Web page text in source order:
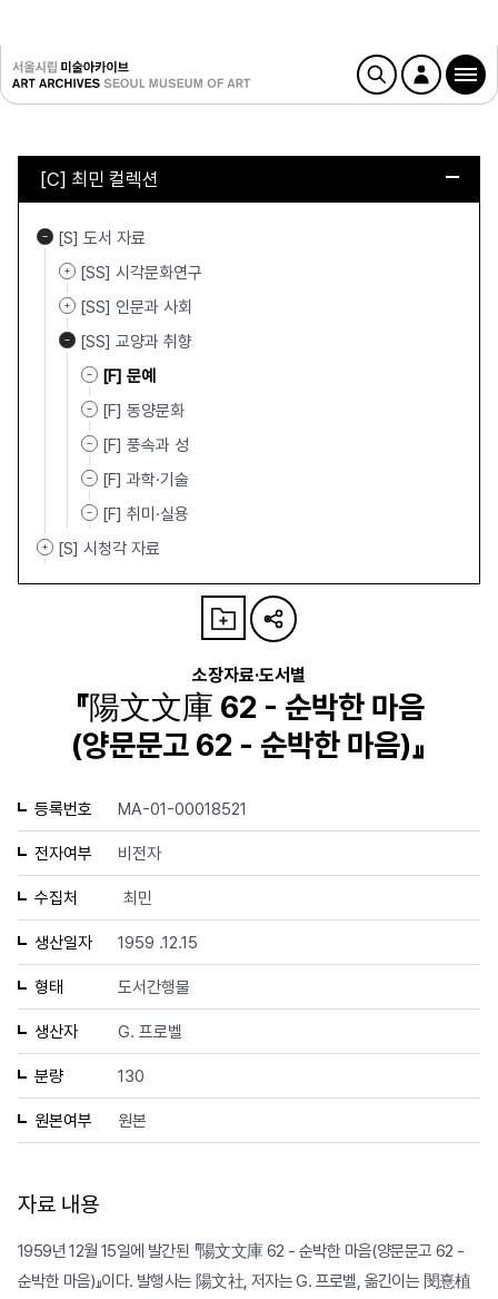
[C] 최민 컬렉션
[S] 도서 자료
[SS] 시각문화연구
[SS] 인문과 사회
[SS] 교양과 취향
[F] 문예
[F] 동양문화
[F] 풍속과 성
[F] 과학·기술
[F] 취미·실용
[S] 시청각 자료
소장자료·도서별
『陽文文庫 62 - 순박한 마음
(양문문고 62 - 순박한 마음)』
등록번호 MA-01-00018521
전자여부 비전자
수집처 최민
생산일자 1959 .12.15
형태 도서간행물
생산자 G. 프로벨
분량 130
원본여부 원본
자료 내용
1959년 12월 15일에 발간된 『陽文文庫 62 - 순박한 마음(양문문고 62 -
순박한 마음)』이다. 발행사는 陽文社, 저자는 G. 프로벨, 옮긴이는 閔憙植